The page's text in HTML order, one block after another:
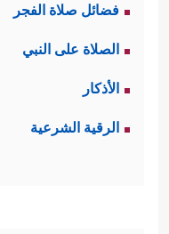
لكلِّ أحدٍ بكل
ثانيًا: تؤكِّد
تنكشف فيه
للناس مَن كان
فضائل صلاة الفجر
الصلاة على النبي
الأذكار
الرقية الشرعية